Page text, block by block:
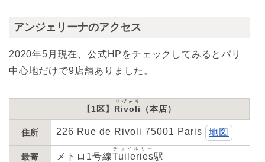
アンジェリーナのアクセス
2020年5月現在、公式HPをチェックしてみるとパリ
中心地だけで9店舗ありました。
【1区】 Rivoli
リヴォリ
（本店）
住所 226 Rue de Rivoli 75001 Paris 地図
最寄 メトロ1号線Tuileries
チュイルリー
駅